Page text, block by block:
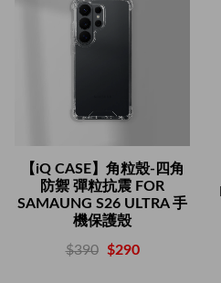
【iQ CASE】角粒殼-四角
防禦 彈粒抗震 FOR
SAMAUNG S26 ULTRA 手
機保護殼
$390 $290